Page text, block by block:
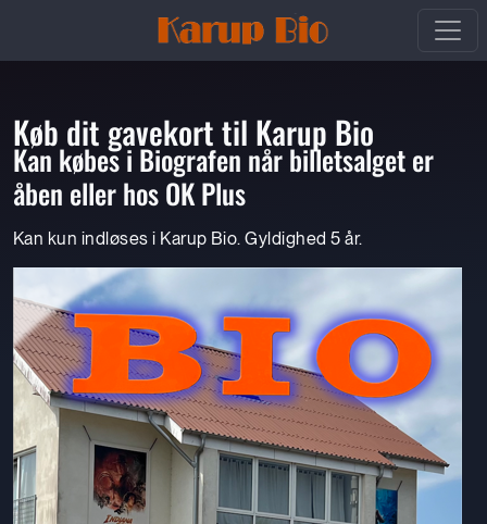
Køb dit gavekort til Karup Bio
Kan købes i Biografen når billetsalget er
åben eller hos OK Plus
Kan kun indløses i Karup Bio. Gyldighed 5 år.